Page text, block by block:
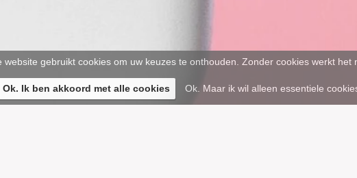
website gebruikt cookies om uw keuzes te onthouden. Zonder cookies werkt het
Ok. Ik ben akkoord met alle cookies Ok. Maar ik wil alleen essentiele